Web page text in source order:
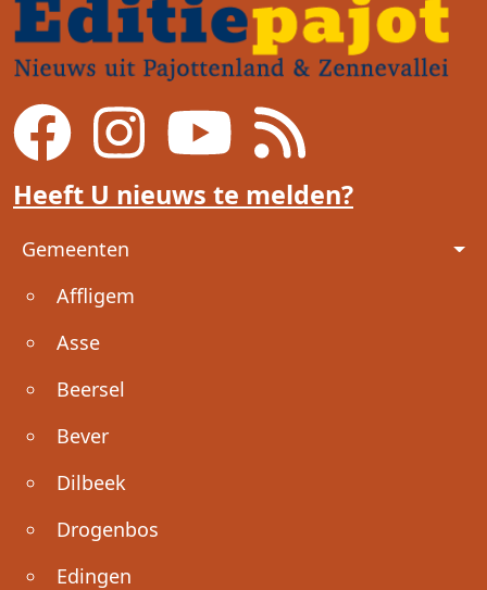
Heeft U nieuws te melden?
Voet
Gemeenten
Affligem
Asse
Beersel
Bever
Dilbeek
Drogenbos
Edingen